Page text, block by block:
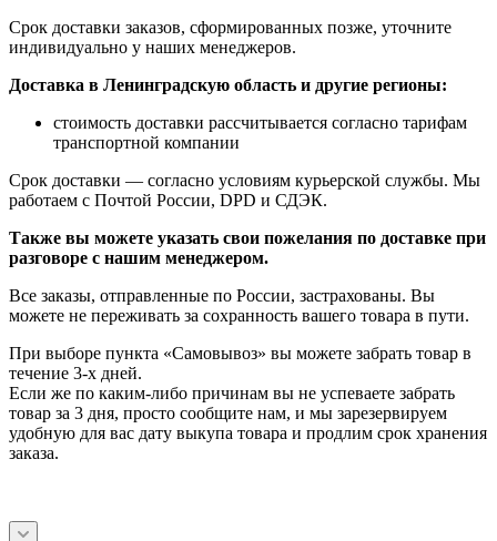
Срок доставки заказов, сформированных позже, уточните
индивидуально у наших менеджеров.
Доставка в Ленинградскую область и другие регионы:
стоимость доставки рассчитывается согласно тарифам
транспортной компании
Срок доставки — согласно условиям курьерской службы. Мы
работаем с Почтой России, DPD и СДЭК.
Также вы можете указать свои пожелания по доставке при
разговоре с нашим менеджером.
Все заказы, отправленные по России, застрахованы. Вы
можете не переживать за сохранность вашего товара в пути.
При выборе пункта «Самовывоз» вы можете забрать товар в
течение 3-х дней.
Если же по каким-либо причинам вы не успеваете забрать
товар за 3 дня, просто сообщите нам, и мы зарезервируем
удобную для вас дату выкупа товара и продлим срок хранения
заказа.